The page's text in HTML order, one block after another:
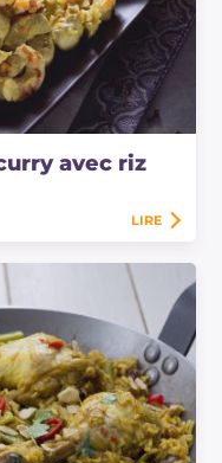
avec riz
LIRE